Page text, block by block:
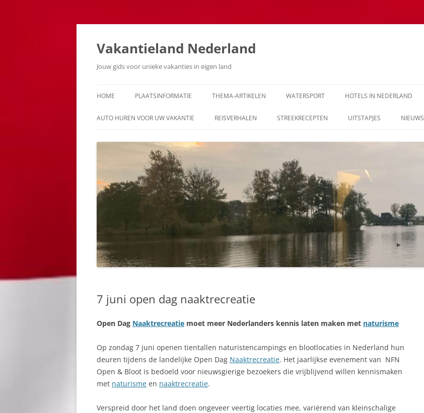
Ga
inhoud
Vakantieland Nederland
Jouw gids voor unieke vakanties in eigen land
HOME PLAATSINFORMATIE THEMA-ARTIKELEN WATERSPORT HOTELS IN NEDERLAND
AUTO HUREN VOOR UW VAKANTIE REISVERHALEN STREEKRECEPTEN UITSTAPJES NIEUWS
7 juni open dag naaktrecreatie
Open Dag Naaktrecreatie moet meer Nederlanders kennis laten maken met naturisme
Op zondag 7 juni openen tientallen naturistencampings en blootlocaties in Nederland hun
deuren tijdens de landelijke Open Dag Naaktrecreatie. Het jaarlijkse evenement van NFN
Open & Bloot is bedoeld voor nieuwsgierige bezoekers die vrijblijvend willen kennismaken
met naturisme en naaktrecreatie.
Verspreid door het land doen ongeveer veertig locaties mee, variërend van kleinschalige